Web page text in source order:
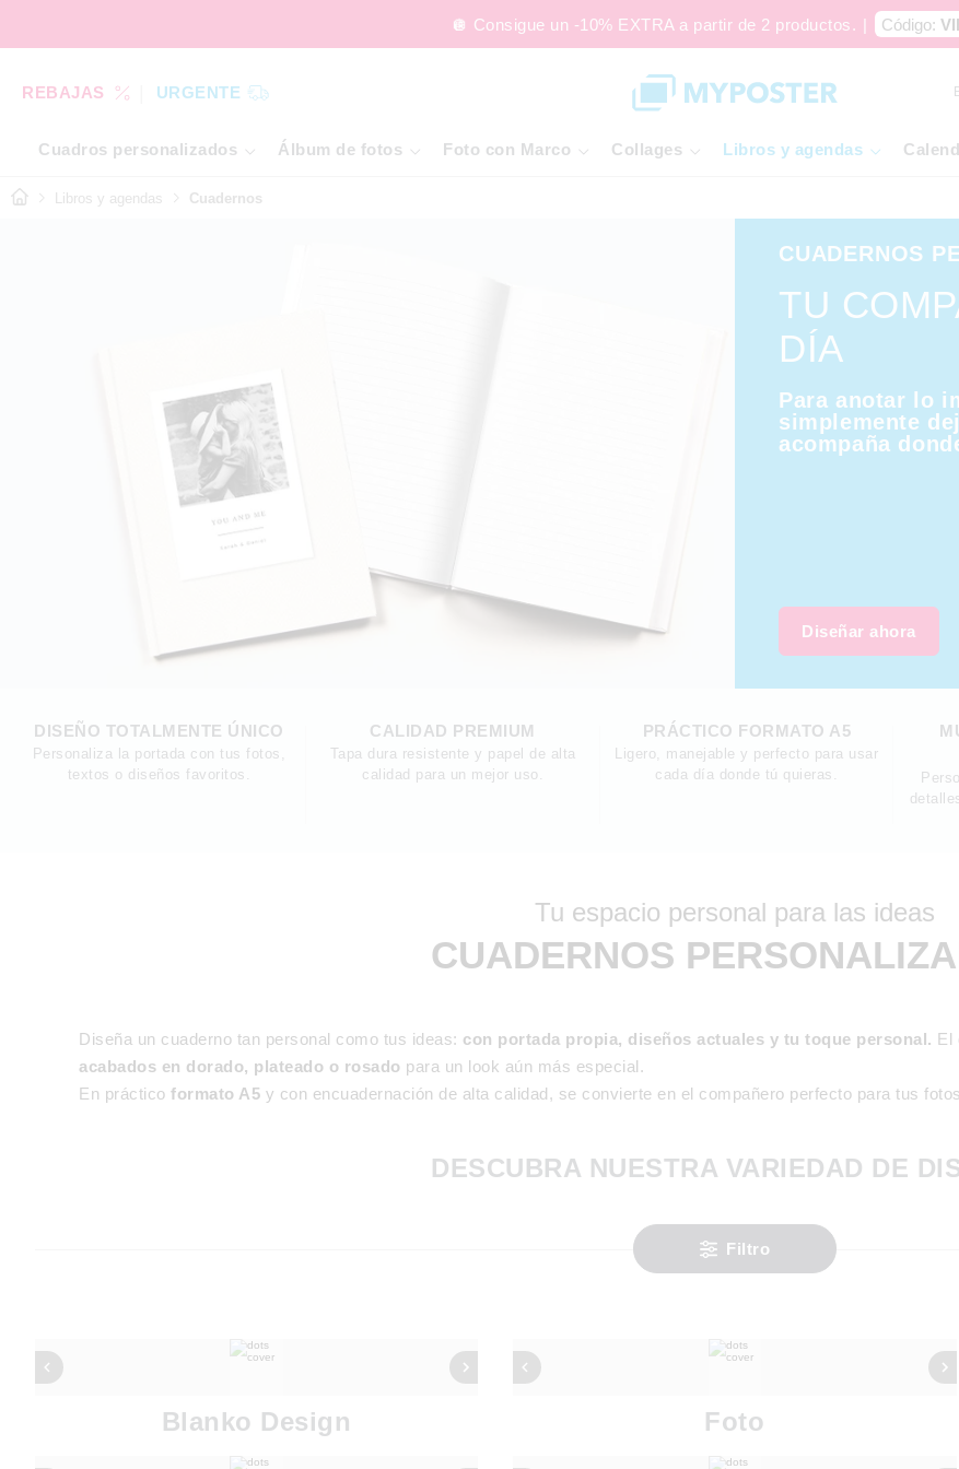
🪩 Consigue un -10% EXTRA a partir de 2 productos. | Código:
REBAJAS URGENTE
Cuadros personalizados Álbum de fotos Foto con Marco Collages Libros y agendas
Libros y agendas Cuadernos
CUADERNOS
TU
DÍA
Para anotar lo
simplemente
acompaña
Diseñar ahora
DISEÑO TOTALMENTE ÚNICO
Personaliza la portada con tus fotos,
textos o diseños favoritos.
CALIDAD PREMIUM
Tapa dura resistente y papel de alta
calidad para un mejor uso.
PRÁCTICO FORMATO A5
Ligero, manejable y perfecto para usar
cada día donde tú quieras.
Tu espacio personal para las ideas
CUADERNOS
Diseña un cuaderno tan personal como tus ideas: con portada propia, diseños actuales y tu toque personal. El
acabados en dorado, plateado o rosado para un look aún más especial.
En práctico formato A5 y con encuadernación de alta calidad, se convierte en el compañero perfecto para tus
DESCUBRA NUESTRA VARIEDAD DE
Filtro
Blanko Design Foto